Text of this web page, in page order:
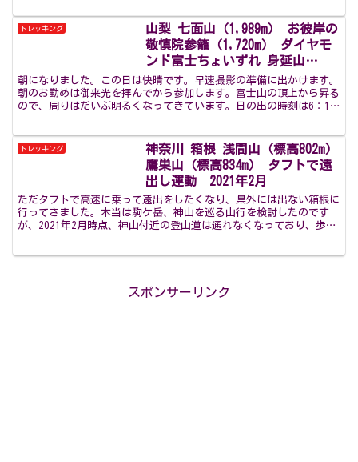
トレッキング
山梨 七面山（1,989m） お彼岸の
敬慎院参籠（1,720m） ダイヤモ
ンド富士ちょいずれ 身延山
（1,153m） 久遠寺 奥之院思親閣
参拝 2日目 2024年3月
朝になりました。この日は快晴です。早速撮影の準備に出かけます。
朝のお勤めは御来光を拝んでから参加します。富士山の頂上から昇る
ので、周りはだいぶ明るくなってきています。日の出の時刻は6：10
トレッキング
神奈川 箱根 浅間山（標高802m）
鷹巣山（標高834m） タフトで遠
出し運動 2021年2月
ただタフトで高速に乗って遠出をしたくなり、県外には出ない箱根に
行ってきました。本当は駒ケ岳、神山を巡る山行を検討したのです
が、2021年2月時点、神山付近の登山道は通れなくなっており、歩い
スポンサーリンク